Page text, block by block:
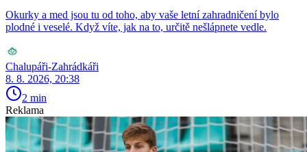
Okurky a med jsou tu od toho, aby vaše letní zahradničení bylo
plodné i veselé. Když víte, jak na to, určitě nešlápnete vedle.
Chalupáři-Zahrádkáři
8. 8. 2026, 20:38
2 min
Reklama